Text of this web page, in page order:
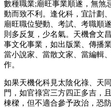
數種職業;廟旺事業順遂，無煞
動而致不利。逢化科，宜計劃
廟旺職位變動、考試、考職順
則多反复，少名氣。天機會文
事文化事業，如出版業、傳播
當小說家、當散文家、當編輯
作。
如果天機化科見太陰化祿、天
門，如官祿宮三方四正多吉，
棟樑，但不適合參予政治，恐